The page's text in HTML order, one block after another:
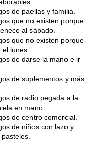
de paellas y familia.
que no existen porque
al sábado.
que no existen porque
lunes.
de darse la mano e ir
de suplementos y más
de radio pegada a la
en mano.
de centro comercial.
de niños con lazo y